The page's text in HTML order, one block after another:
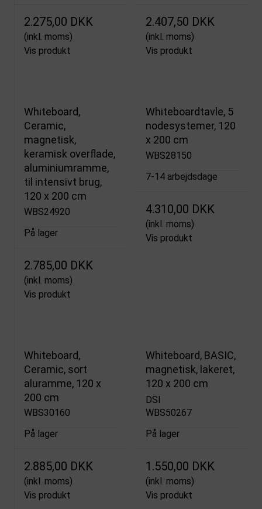
2.275,00 DKK
(inkl. moms)
Vis produkt
2.407,50 DKK
(inkl. moms)
Vis produkt
Whiteboard,
Ceramic,
magnetisk,
keramisk overflade,
aluminiumramme,
til intensivt brug,
120 x 200 cm
WBS24920
På lager
2.785,00 DKK
(inkl. moms)
Vis produkt
Whiteboardtavle, 5
nodesystemer, 120
x 200 cm
WBS28150
7-14 arbejdsdage
4.310,00 DKK
(inkl. moms)
Vis produkt
Whiteboard,
Ceramic, sort
aluramme, 120 x
200 cm
WBS30160
På lager
2.885,00 DKK
(inkl. moms)
Vis produkt
Whiteboard, BASIC,
magnetisk, lakeret,
120 x 200 cm
DSI
WBS50267
På lager
1.550,00 DKK
(inkl. moms)
Vis produkt